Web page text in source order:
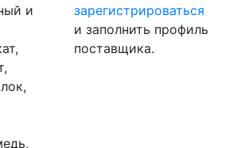
и
зарегистрироваться
и заполнить профиль
поставщика.